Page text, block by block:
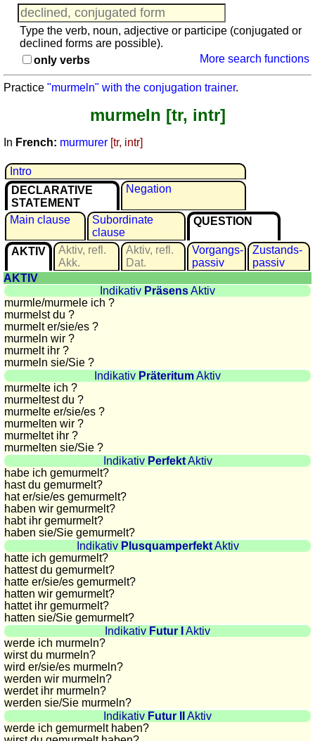
English
French
German
Italian
Latin
Portuguese
Spanish
Dutch
Utilities
Unit
Car
number
plates
Time
of
sunset
Bicycle
tours
Small
travel
vocabulary
(pdf)
GAMES
Geography
Quiz
of
coasts
and
rivers
Geography
quiz
Quiz
of
countries
Quiz
of
rivers
and
Quiz
Type the verb, noun, adjective or participe (conjugated or
declined forms are possible).
only verbs
More search functions
Practice "murmeln" with the conjugation trainer.
murmeln [tr, intr]
In French: murmurer [tr, intr]
Intro
DECLARATIVE
STATEMENT
Negation
Main clause
Subordinate
clause
QUESTION
AKTIV
Aktiv, refl.
Akk.
Aktiv, refl.
Dat.
Vorgangs­
passiv
Zustands­
passiv
AKTIV
Indikativ PräsensAktiv
murmle/murmele ich ?
murmelst du ?
murmelter/sie/es ?
murmeln wir ?
murmelt ihr ?
murmeln sie/Sie ?
Indikativ PräteritumAktiv
murmelte ich ?
murmeltest du ?
murmelte er/sie/es ?
murmelten wir ?
murmeltet ihr ?
murmelten sie/Sie ?
Indikativ PerfektAktiv
habe ich gemurmelt?
hast du gemurmelt?
hater/sie/es gemurmelt?
haben wir gemurmelt?
habt ihr gemurmelt?
haben sie/Sie gemurmelt?
Indikativ PlusquamperfektAktiv
hatte ich gemurmelt?
hattest du gemurmelt?
hatte er/sie/es gemurmelt?
hatten wir gemurmelt?
hattet ihr gemurmelt?
hatten sie/Sie gemurmelt?
Indikativ Futur I
Aktiv
werde ich murmeln?
wirst du murmeln?
wird er/sie/es murmeln?
werden wir murmeln?
werdet ihr murmeln?
werden sie/Sie murmeln?
Indikativ Futur II
Aktiv
werde ich gemurmelt haben?